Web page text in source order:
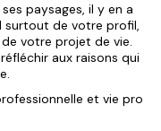
paysages, il y en a
surtout de votre profil,
votre projet de vie.
aux raisons qui
et vie pro